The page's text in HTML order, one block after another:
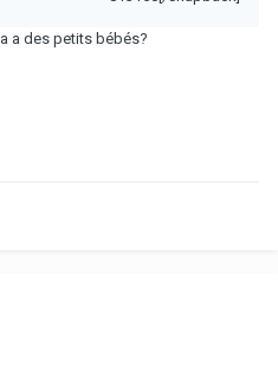
a des petits bébés?